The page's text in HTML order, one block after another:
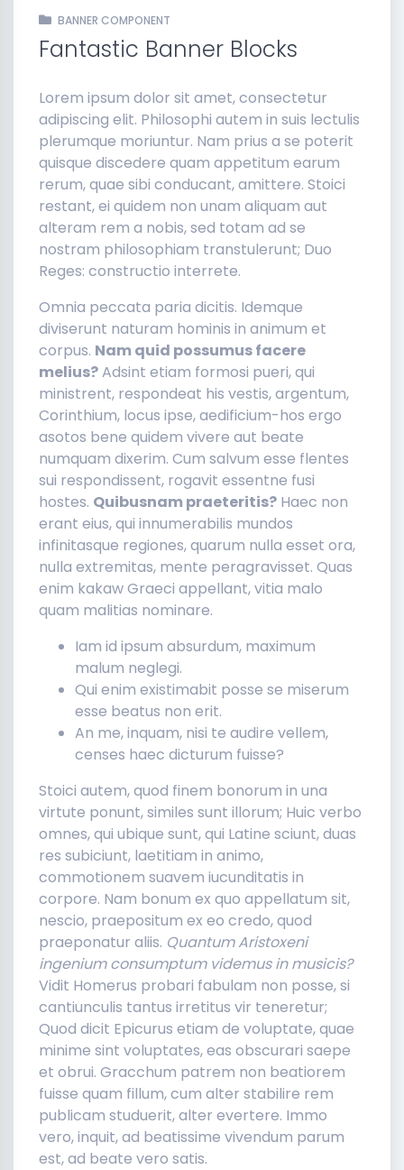
BANNER COMPONENT
Fantastic Banner Blocks
Lorem ipsum dolor sit amet, consectetur
adipiscing elit. Philosophi autem in suis lectulis
plerumque moriuntur. Nam prius a se poterit
quisque discedere quam appetitum earum
rerum, quae sibi conducant, amittere. Stoici
restant, ei quidem non unam aliquam aut
alteram rem a nobis, sed totam ad se
nostram philosophiam transtulerunt; Duo
Reges: constructio interrete.
Omnia peccata paria dicitis. Idemque
diviserunt naturam hominis in animum et
corpus. Nam quid possumus facere
melius?Adsint etiam formosi pueri, qui
ministrent, respondeat his vestis, argentum,
Corinthium, locus ipse, aedificium-hos ergo
asotos bene quidem vivere aut beate
numquam dixerim. Cum salvum esse flentes
sui respondissent, rogavit essentne fusi
hostes. Quibusnam praeteritis? Haec non
erant eius, qui innumerabilis mundos
infinitasque regiones, quarum nulla esset ora,
nulla extremitas, mente peragravisset. Quas
enim kakaw Graeci appellant, vitia malo
quam malitias nominare.
Iam id ipsum absurdum, maximum
malum neglegi.
Qui enim existimabit posse se miserum
esse beatus non erit.
An me, inquam, nisi te audire vellem,
censes haec dicturum fuisse?
Stoici autem, quod finem bonorum in una
virtute ponunt, similes sunt illorum; Huic verbo
omnes, qui ubique sunt, qui Latine sciunt, duas
res subiciunt, laetitiam in animo,
commotionem suavem iucunditatis in
corpore. Nam bonum ex quo appellatum sit,
nescio, praepositum ex eo credo, quod
praeponatur aliis. Quantum Aristoxeni
ingenium consumptum videmus in musicis?
Vidit Homerus probari fabulam non posse, si
cantiunculis tantus irretitus vir teneretur;
Quod dicit Epicurus etiam de voluptate, quae
minime sint voluptates, eas obscurari saepe
et obrui. Gracchum patrem non beatiorem
fuisse quam fillum, cum alter stabilire rem
publicam studuerit, alter evertere. Immo
vero, inquit, ad beatissime vivendum parum
est, ad beate vero satis.